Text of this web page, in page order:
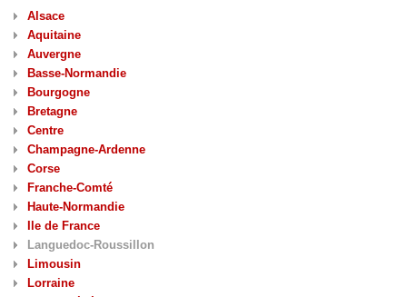
Alsace
Aquitaine
Auvergne
Basse-Normandie
Bourgogne
Bretagne
Centre
Champagne-Ardenne
Corse
Franche-Comté
Haute-Normandie
Ile de France
Languedoc-Roussillon
Limousin
Lorraine